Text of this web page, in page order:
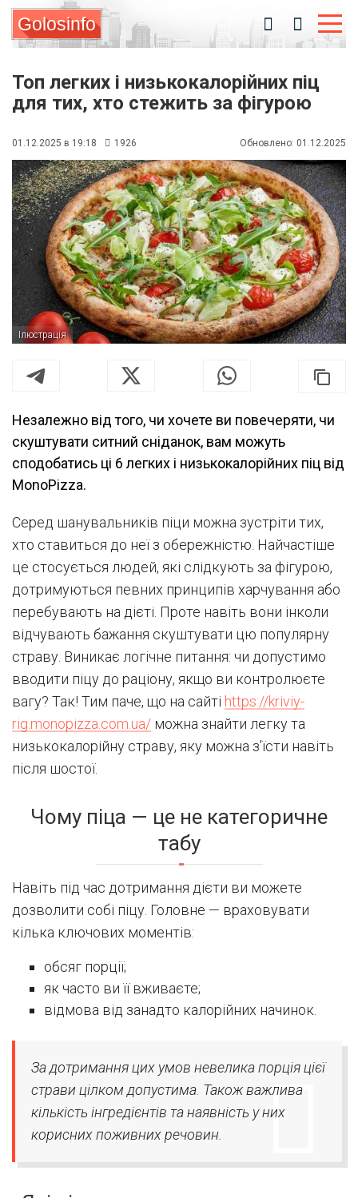
Golosinfo
Топ легких і низькокалорійних піц
для тих, хто стежить за фігурою
01.12.2025 в 19:18 1926 Обновлено: 01.12.2025
Ілюстрація
Незалежно від того, чи хочете ви повечеряти, чи
скуштувати ситний сніданок, вам можуть
сподобатись ці 6 легких і низькокалорійних піц від
MonoPizza.
Серед шанувальників піци можна зустріти тих,
хто ставиться до неї з обережністю. Найчастіше
це стосується людей, які слідкують за фігурою,
дотримуються певних принципів харчування або
перебувають на дієті. Проте навіть вони інколи
відчувають бажання скуштувати цю популярну
страву. Виникає логічне питання: чи допустимо
вводити піцу до раціону, якщо ви контролюєте
вагу? Так! Тим паче, що на сайті https://kriviy-
rig.monopizza.com.ua/ можна знайти легку та
низькокалорійну страву, яку можна з’їсти навіть
після шостої.
Чому піца — це не категоричне
табу
Навіть під час дотримання дієти ви можете
дозволити собі піцу. Головне — враховувати
кілька ключових моментів:
обсяг порції;
як часто ви її вживаєте;
відмова від занадто калорійних начинок.
За дотримання цих умов невелика порція цієї
страви цілком допустима. Також важлива
кількість інгредієнтів та наявність у них
корисних поживних речовин.